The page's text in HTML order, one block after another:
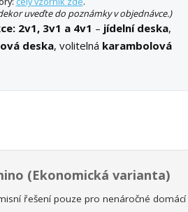
uveďte do poznámky v objednávce.)
2v1, 3v1 a 4v1 – jídelní deska,
deska, volitelná karambolová
(Ekonomická varianta)
řešení pouze pro nenáročné domácí